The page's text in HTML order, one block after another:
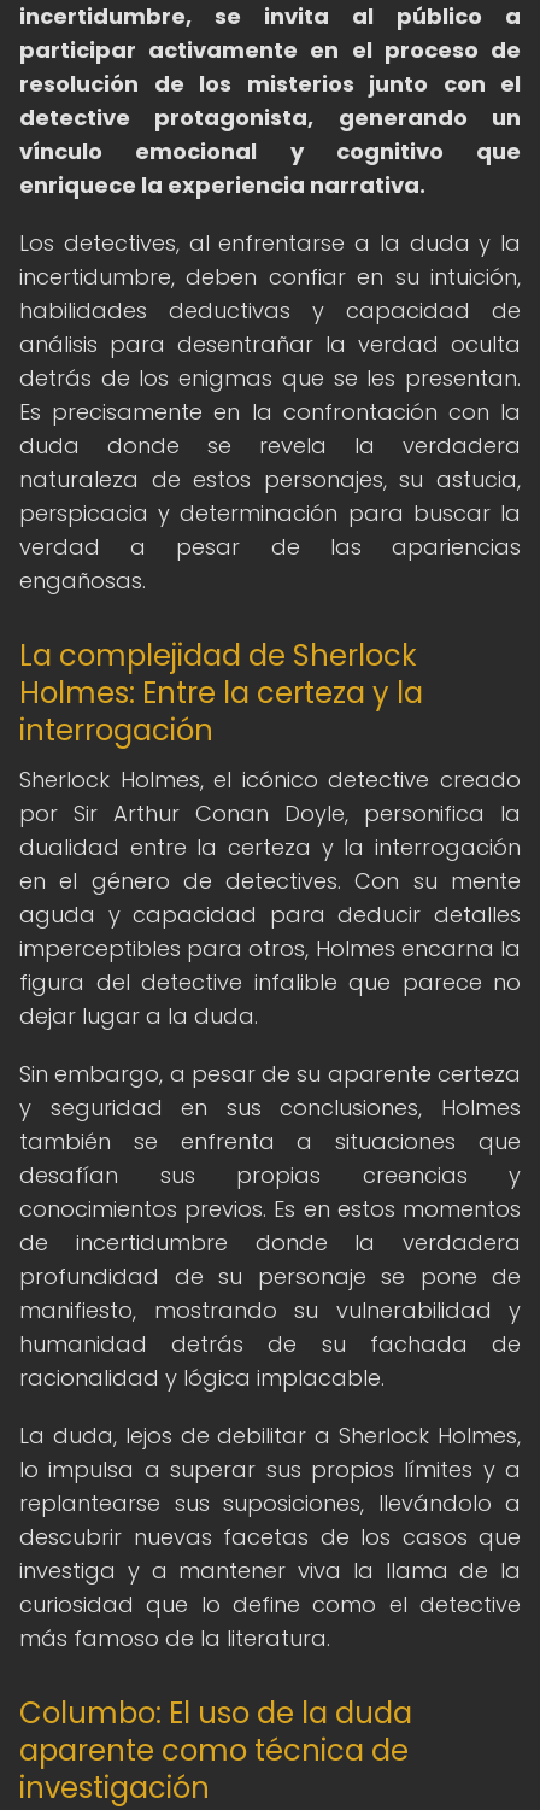
incertidumbre, se invita al público a
participar activamente en el proceso de
resolución de los misterios junto con el
detective protagonista, generando un
vínculo emocional y cognitivo que
enriquece la experiencia narrativa.
Los detectives, al enfrentarse a la duda y la
incertidumbre, deben confiar en su intuición,
habilidades deductivas y capacidad de
análisis para desentrañar la verdad oculta
detrás de los enigmas que se les presentan.
Es precisamente en la confrontación con la
duda donde se revela la verdadera
naturaleza de estos personajes, su astucia,
perspicacia y determinación para buscar la
verdad a pesar de las apariencias
engañosas.
La complejidad de Sherlock
Holmes: Entre la certeza y la
interrogación
Sherlock Holmes, el icónico detective creado
por Sir Arthur Conan Doyle, personifica la
dualidad entre la certeza y la interrogación
en el género de detectives. Con su mente
aguda y capacidad para deducir detalles
imperceptibles para otros, Holmes encarna la
figura del detective infalible que parece no
dejar lugar a la duda.
Sin embargo, a pesar de su aparente certeza
y seguridad en sus conclusiones, Holmes
también se enfrenta a situaciones que
desafían sus propias creencias y
conocimientos previos. Es en estos momentos
de incertidumbre donde la verdadera
profundidad de su personaje se pone de
manifiesto, mostrando su vulnerabilidad y
humanidad detrás de su fachada de
racionalidad y lógica implacable.
La duda, lejos de debilitar a Sherlock Holmes,
lo impulsa a superar sus propios límites y a
replantearse sus suposiciones, llevándolo a
descubrir nuevas facetas de los casos que
investiga y a mantener viva la llama de la
curiosidad que lo define como el detective
más famoso de la literatura.
Columbo: El uso de la duda
aparente como técnica de
investigación